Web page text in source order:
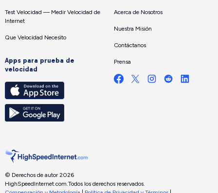
Test Velocidad — Medir Velocidad de
Internet
Que Velocidad Necesito
Apps para prueba de
velocidad
Acerca de Nosotros
Nuestra Misión
Contáctanos
Prensa
© Derechos de autor 2026
HighSpeedInternet.com. Todos los derechos reservados.